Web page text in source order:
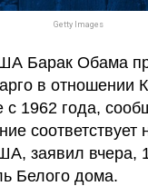
Getty Images
Барак Обама
в отношении
1962 года,
соответствует
заявил вчера,
Белого дома.